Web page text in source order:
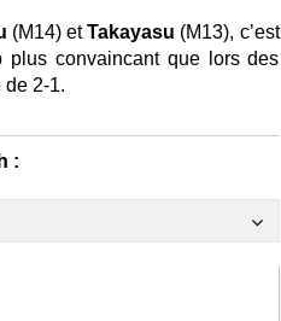
(M14) etTakayasu (M13), c’est
plus convaincant que lors des
de 2-1.
: